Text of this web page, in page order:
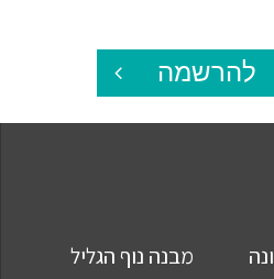
להרשמה
מבנה נוף הגליל